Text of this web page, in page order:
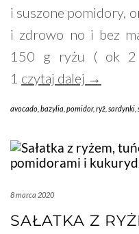
i suszone pomidory,
i zdrowo no i bez
150 g ryżu ( ok 2
1 czytaj dalej →
avocado bazylia pomidor, ryż sardynki
8 marca 2020
SAŁATKA Z